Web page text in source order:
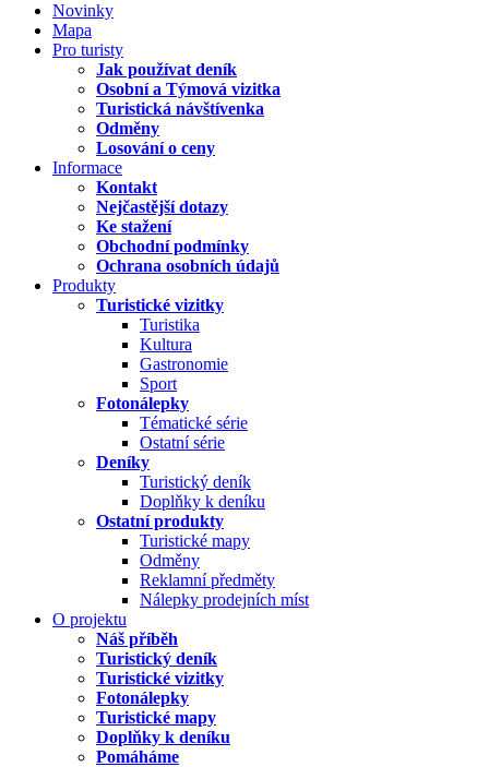
Novinky
Mapa
Pro turisty
Jak používat deník
Osobní a Týmová vizitka
Turistická návštívenka
Odměny
Losování o ceny
Informace
Kontakt
Nejčastější dotazy
Ke stažení
Obchodní podmínky
Ochrana osobních údajů
Produkty
Turistické vizitky
Turistika
Kultura
Gastronomie
Sport
Fotonálepky
Tématické série
Ostatní série
Deníky
Turistický deník
Doplňky k deníku
Ostatní produkty
Turistické mapy
Odměny
Reklamní předměty
Nálepky prodejních míst
O projektu
Náš příběh
Turistický deník
Turistické vizitky
Fotonálepky
Turistické mapy
Doplňky k deníku
Pomáháme